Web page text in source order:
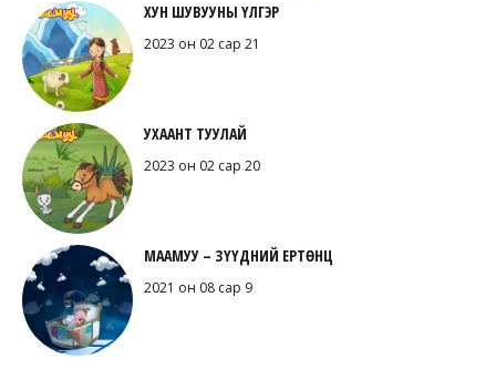
ХУН ШУВУУНЫ ҮЛГЭР
2023 он 02 сар 21
УХААНТ ТУУЛАЙ
2023 он 02 сар 20
МААМУУ – ЗҮҮДНИЙ ЕРТӨНЦ
2021 он 08 сар 9